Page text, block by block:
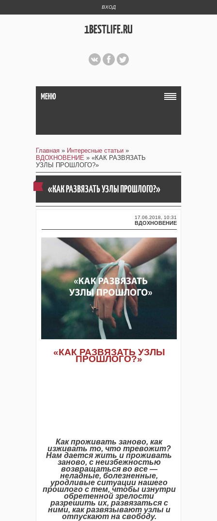
ВХОД
1BESTLIFE.RU
МЕНЮ
Главная » Интересные статьи »
ВДОХНОВЕНИЕ » «КАК РАЗВЯЗАТЬ
УЗЛЫ ПРОШЛОГО?»
«КАК РАЗВЯЗАТЬ УЗЛЫ ПРОШЛОГО?»
17.06.2018, 10:31
ВДОХНОВЕНИЕ
«КАК РАЗВЯЗАТЬ УЗЛЫ
ПРОШЛОГО?»
Какпроживать заново, как
изживать то, что тревожит?
Нам дается жить и проживать
заново, с неизбежностью
возвращаться во все —
неладные, болезненные,
уродливые ситуации нашего
прошлого с тем, чтобы изнутри
обретенной зрелости
разрешить их, развязаться с
ними, какразвязывают узлы и
отпускают на свободу.